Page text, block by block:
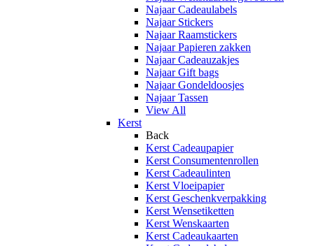
Najaar Cadeaulabels
Najaar Stickers
Najaar Raamstickers
Najaar Papieren zakken
Najaar Cadeauzakjes
Najaar Gift bags
Najaar Gondeldoosjes
Najaar Tassen
View All
Kerst
Back
Kerst Cadeaupapier
Kerst Consumentenrollen
Kerst Cadeaulinten
Kerst Vloeipapier
Kerst Geschenkverpakking
Kerst Wensetiketten
Kerst Wenskaarten
Kerst Cadeaukaarten